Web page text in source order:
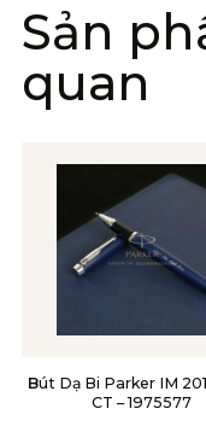
Sản
quan
Bút Dạ Bi Parker IM 2017 Blue
CT – 1975577